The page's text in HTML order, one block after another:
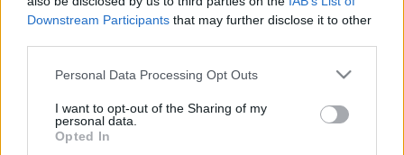
Downstream Participants that may further disclose it to other
Please note that this website/app uses one or more Google
not limited to your visit or usage behaviour. You may click to
grant or deny consent to Google and its third-party tags to
use your data for below specified purposes in below Google
Personal Data Processing Opt Outs
I want to opt-out of the Sharing of my
personal data.
Opted In
Pár évvel ezelőtt szerencsém volt egy érdekes témát
kutatni. Akkor még térképészhallgató voltam,
hoztam egy kis interdiszciplináris dolgozatot a
kognitív térképekről, pontosabban azok
torzulásáról. Mindennek inkább…